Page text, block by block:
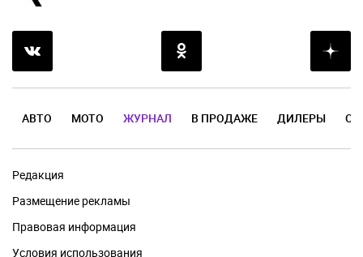
АВТО МОТО ЖУРНАЛ В ПРОДАЖЕ ДИЛЕРЫ
Редакция
Размещение рекламы
Правовая информация
Условия использования